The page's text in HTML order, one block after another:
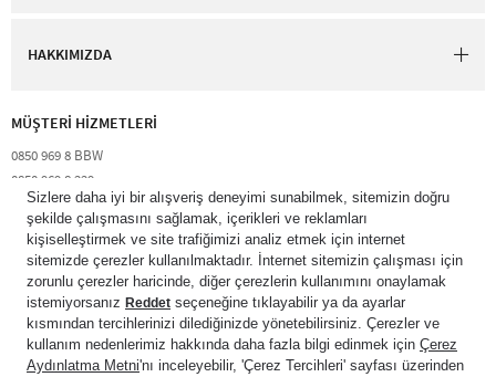
HAKKIMIZDA
MÜŞTERİ HİZMETLERİ​
0850 969 8 BBW​
0850 969 8 229​​
destek@bathandbodyworks.com.tr
Resmi tatiller hariç hafta içi 09:00 – 18:00 saatleri arası​
© 2026 Bath & Body Works Direct Inc. Shaya Mağazacılık A.Ş. Franchise
lisansı aracılığıyla işletilen ticari markasıdır. Her hakkı saklıdır.